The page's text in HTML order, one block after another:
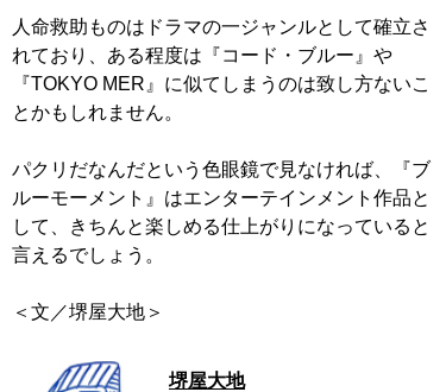
人命救助ものはドラマの一ジャンルとして確立さ
れており、ある程度は『コード・ブルー』や
『TOKYO MER』に似てしまうのは致し方ないこ
とかもしれません。
パクリだなんだという色眼鏡で見なければ、『ブ
ルーモーメント』はエンターテインメント作品と
して、きちんと楽しめる仕上がりになっていると
言えるでしょう。
＜文／堺屋大地＞
堺屋大地